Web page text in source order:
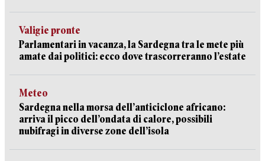
Valigie pronte
Parlamentari in vacanza, la Sardegna tra le mete più
amate dai politici: ecco dove trascorreranno l’estate
Meteo
Sardegna nella morsa dell’anticiclone africano:
arriva il picco dell’ondata di calore, possibili
nubifragi in diverse zone dell’isola